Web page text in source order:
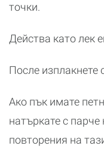
точки.
Действа като лек
После изплакнете
Ако пък имате
натъркате с
повторения на